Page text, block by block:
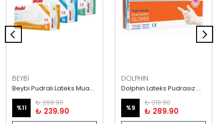
BEYBİ
Beybi Pudralı Lateks Muayene Eldiveni – 100’lük Kutu
%11
₺ 269.90
₺ 239.90
DOLPHIN
Dolphin Lateks Pudrasız Muayene Eldiveni – 100’lük Kutu
%9
₺ 319.90
₺ 289.90